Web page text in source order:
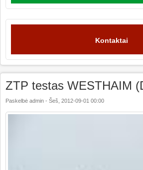
Kontaktai
ZTP testas WESTHAIM
Paskelbė admin - Šeš, 2012-09-01 00:00